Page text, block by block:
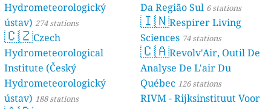
Hydrometeorologický
ústav) 274 stations
🇨🇿Czech
Hydrometeorological
Institute (Český
Hydrometeorologický
ústav) 188 stations
Da Região Sul 6 stations
🇮🇳Respirer Living
Sciences 74 stations
🇨🇦Revolv'Air, Outil De
Analyse De L'air Du
Québec 126 stations
RIVM - Rijksinstituut Voor